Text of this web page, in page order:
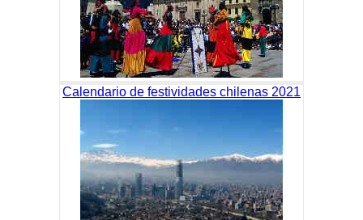
Calendario de festividades chilenas 2021